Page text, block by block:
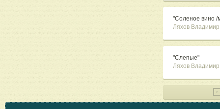
"Соленое вино /
Ляхов Владимир
"Слепые"
Ляхов Владимир